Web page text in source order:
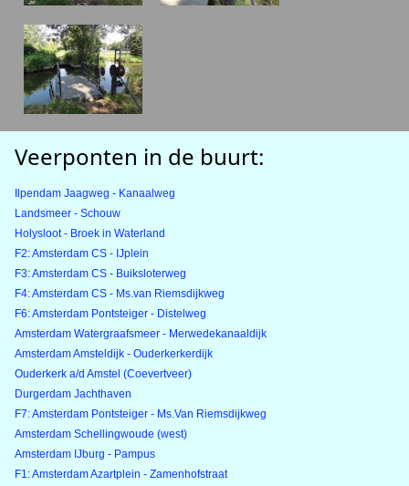
Veerponten in de buurt:
Ilpendam Jaagweg - Kanaalweg
Landsmeer - Schouw
Holysloot - Broek in Waterland
F2: Amsterdam CS - IJplein
F3: Amsterdam CS - Buiksloterweg
F4: Amsterdam CS - Ms.van Riemsdijkweg
F6: Amsterdam Pontsteiger - Distelweg
Amsterdam Watergraafsmeer - Merwedekanaaldijk
Amsterdam Amsteldijk - Ouderkerkerdijk
Ouderkerk a/d Amstel (Coevertveer)
Durgerdam Jachthaven
F7: Amsterdam Pontsteiger - Ms.Van Riemsdijkweg
Amsterdam Schellingwoude (west)
Amsterdam IJburg - Pampus
F1: Amsterdam Azartplein - Zamenhofstraat